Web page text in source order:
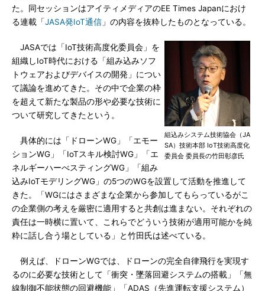
た。同セッションはアイティメディアのEE Times Japanにおけ
る連載「JASA発IoT通信 」の内容を抜粋したものとなっている。
組込みシステム技術協会（JA
SA）技術本部 IoT技術高度化
委員会 委員長の竹田彰彦氏
JASAでは「IoT技術高度化委員会」を
組織しIoT時代における「組み込みソフ
トウェアおよびデバイスの開発」につい
て議論を進めてきた。その中で企業の枠
を超えて新たな製品の形や必要な技術に
ついて研究してきたという。
具体的には「ドローンWG」「エモー
ションWG」「IoTスキル検討WG」「エ
ネルギーハーべスティングWG」「組み
込みIoTモデリングWG」の5つのWGを設置して活動を推進して
きた。「WGにはさまざまな企業から参加してもらっているがこ
の企業側の考えを厳密に適用すると共創は進まない。それぞれの
責任は一時横に置いて、これらでどういう技術が適用可能かを純
粋に話し合う場としている」と竹田氏は述べている。
例えば、ドローンWGでは、ドローンの完全自律飛行を実現す
るのに必要な技術として「衝突・墜落回避システムの搭載」「無
線制御不能状態の回避機能」「ADAS（先進運転支援システム）